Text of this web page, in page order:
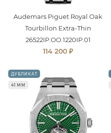
Audemars Piguet Royal Oak
Tourbillon Extra-Thin
26522IP.OO.1220IP.01
114 200 ₽
ДУБЛИКАТ
41 ММ